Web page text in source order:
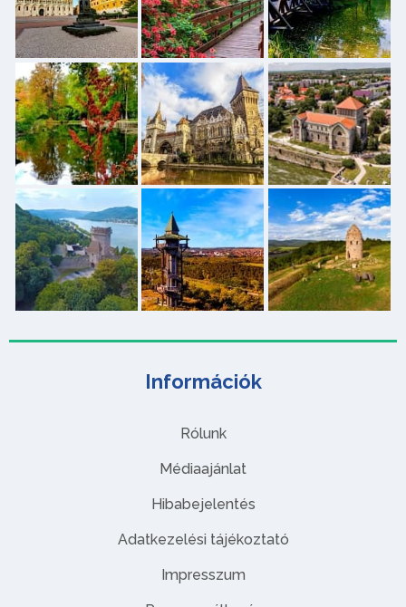
Információk
Rólunk
Médiaajánlat
Hibabejelentés
Adatkezelési tájékoztató
Impresszum